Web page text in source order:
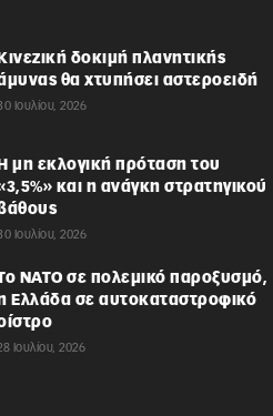
Κινεζική δοκιμή πλανητικής
θα χτυπήσει αστεροειδή
Ιουλίου, 2026
Η μη εκλογική πρόταση του
και η ανάγκη στρατηγικού
Ιουλίου, 2026
ΝΑΤΟ σε πολεμικό παροξυσμό,
Ελλάδα σε αυτοκαταστροφικό
Ιουλίου, 2026